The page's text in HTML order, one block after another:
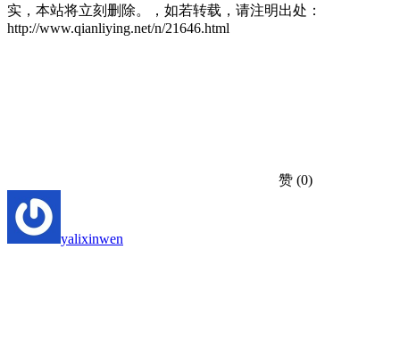
实，本站将立刻删除。，如若转载，请注明出处：
http://www.qianliying.net/n/21646.html
赞 (0)
yalixinwen